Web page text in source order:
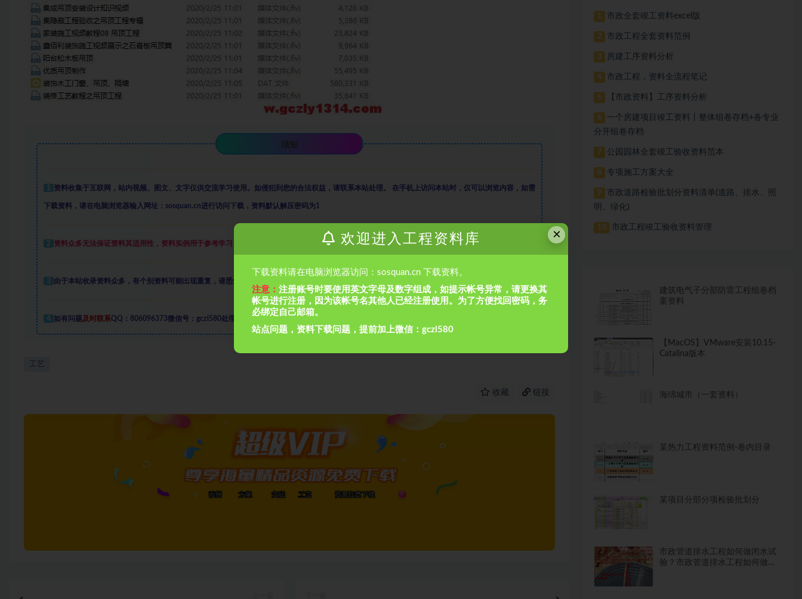
须知
1 资料收集于互联网 ， 站内视频、图文、文字仅供交流学习使用。如侵犯到您的合法权益，请联系本站处理。 在手机上访问本站时，仅可以浏览内容，如需
下载资料，请在电脑浏览器输入网址：sosquan.cn进行访问下载， 资料默认解压密码为1
2 资料众多无法保证资料其适用性，资料实例 用于参考学习，学会变通，万变不离其宗，省时省力，助你快速提升！
3 由于本站收录资料众多，有个别资料可能出现重复，请悉知。
4 如有问题及时联系QQ：806096373微信号：gczl580处理
工艺
收藏 链接
1 市政全套竣工资料excel版
2 市政工程全套资料范例
3 房建工序资料分析
4 市政工程，资料全流程笔记
5 【市政资料】工序资料分析
6
一个房建项目竣工资料丨整体组卷存档+各专业
分开组卷存档
7 公园园林全套竣工验收资料范本
8 专项施工方案大全
9
市政道路检验批划分资料清单(道路、排水、照
明、绿化)
10 市政工程竣工验收资料管理
建筑电气子分部防雷工程组卷档
案资料
【MacOS】VMware安装10.15-
Catalina版本
海绵城市（一套资料）
某热力工程资料范例-卷内目录
某项目分部分项检验批划分
市政管道排水工程如何做闭水试
验？市政管道排水工程如何做闭
×
欢迎进入工程资料库
下载资料请在电脑浏览器访问：sosquan.cn 下载资料。
注意： 注册账号时要使用英文字母及数字组成，如提示帐号异常，请更换其
帐号进行注册，因为该帐号名其他人已经注册使用。为了方便找回密码，务
必绑定自己邮箱。
站点问题，资料下载问题，提前加上微信：gczl580